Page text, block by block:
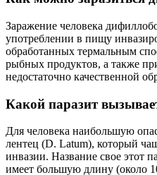
Заражение человека
употреблении в пищу
обработанных термальным
рыбных продуктов, а также
недостаточно качественной
Какой паразит
Для человека наибольшую
лентец (D. Latum), который
инвазии. Название свое этот
имеет большую длину (около